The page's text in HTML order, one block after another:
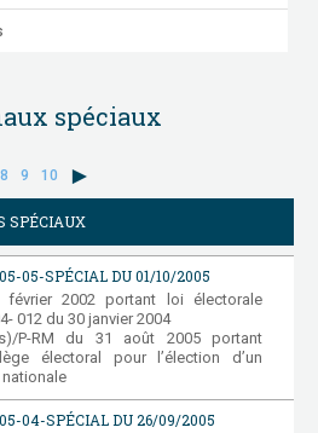
spéciaux
8 9 10
SPÉCIAUX
05-SPÉCIAL DU 01/10/2005
2002 portant loi électorale
012 du 30 janvier 2004
P-RM du 31 août 2005 portant
électoral pour l’élection d’un
nationale
04-SPÉCIAL DU 26/09/2005